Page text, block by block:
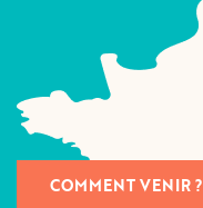
COMMENT VENIR ?